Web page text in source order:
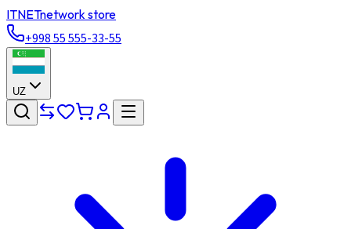
ITNETnetwork store
+998 55 555-33-55
UZ